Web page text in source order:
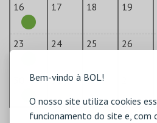
Bem-vindo à BOL!
O nosso site utiliza cookies
funcionamento do site e, com
16 17 18 19
23 24 25 26
31 1